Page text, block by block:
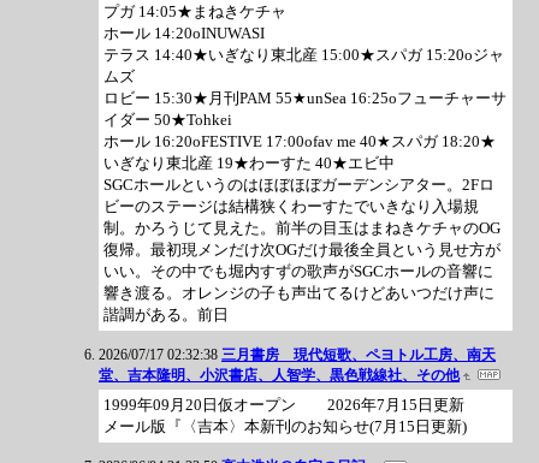
プガ 14:05★まねきケチャ
ホール 14:20oINUWASI
テラス 14:40★いぎなり東北産 15:00★スパガ 15:20oジャ
ムズ
ロビー 15:30★月刊PAM 55★unSea 16:25oフューチャーサ
イダー 50★Tohkei
ホール 16:20oFESTIVE 17:00ofav me 40★スパガ 18:20★
いぎなり東北産 19★わーすた 40★エビ中
SGCホールというのはほぼほぼガーデンシアター。2Fロ
ビーのステージは結構狭くわーすたでいきなり入場規
制。かろうじて見えた。前半の目玉はまねきケチャのOG
復帰。最初現メンだけ次OGだけ最後全員という見せ方が
いい。その中でも堀内すずの歌声がSGCホールの音響に
響き渡る。オレンジの子も声出てるけどあいつだけ声に
諧調がある。前日
2026/07/17 02:32:38 三月書房 現代短歌、ペヨトル工房、南天
堂、吉本隆明、小沢書店、人智学、黒色戦線社、その他
1999年09月20日仮オープン 2026年7月15日更新
メール版『〈吉本〉本新刊のお知らせ(7月15日更新)